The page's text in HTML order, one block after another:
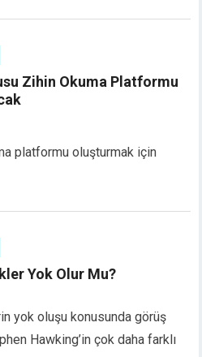
Zihin Okuma Platformu
platformu oluşturmak için
Yok Olur Mu?
yok oluşu konusunda görüş
Hawking’in çok daha farklı